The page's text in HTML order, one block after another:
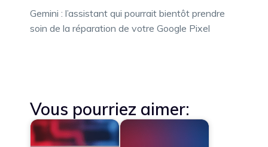
Gemini : l’assistant qui pourrait bientôt prendre
soin de la réparation de votre Google Pixel
Vous pourriez aimer: